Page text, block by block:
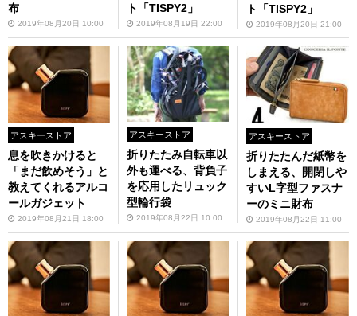
布
2019年08月20日 10:00
ト「TISPY2」
2019年08月19日 22:00
ト「TISPY2」
2019年08月20日 21:00
アスキーストア
息を吹きかけると
「まだ飲めそう」と
教えてくれるアルコ
ールガジェット
2019年08月21日 18:00
アスキーストア
折りたたみ自転車以
外も運べる、背負子
を応用したリュック
型輪行袋
2019年08月22日 10:00
アスキーストア
折りたたんだ紙幣を
しまえる、開閉しや
すいL字型ファスナ
ーのミニ財布
2019年08月22日 11:00